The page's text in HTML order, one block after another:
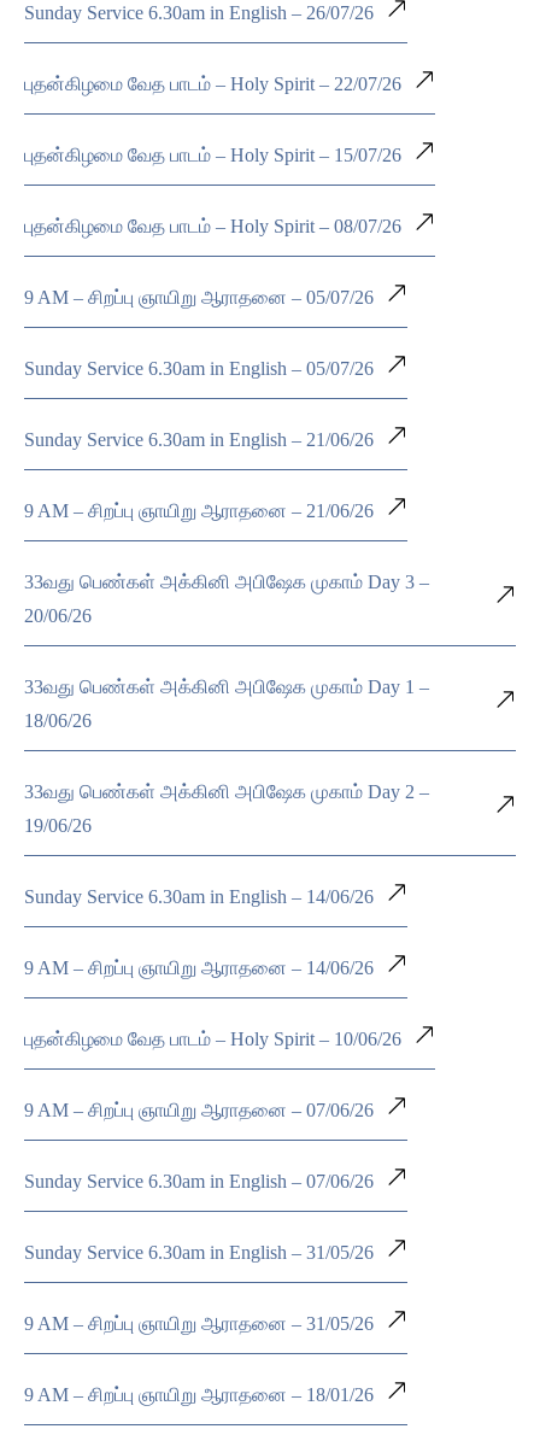
Sunday Service 6.30am in English – 26/07/26
புதன்கிழமை வேத பாடம் – Holy Spirit – 22/07/26
புதன்கிழமை வேத பாடம் – Holy Spirit – 15/07/26
புதன்கிழமை வேத பாடம் – Holy Spirit – 08/07/26
9 AM – சிறப்பு ஞாயிறு ஆராதனை – 05/07/26
Sunday Service 6.30am in English – 05/07/26
Sunday Service 6.30am in English – 21/06/26
9 AM – சிறப்பு ஞாயிறு ஆராதனை – 21/06/26
33வது பெண்கள் அக்கினி அபிஷேக முகாம் Day 3 –
20/06/26
33வது பெண்கள் அக்கினி அபிஷேக முகாம் Day 1 –
18/06/26
33வது பெண்கள் அக்கினி அபிஷேக முகாம் Day 2 –
19/06/26
Sunday Service 6.30am in English – 14/06/26
9 AM – சிறப்பு ஞாயிறு ஆராதனை – 14/06/26
புதன்கிழமை வேத பாடம் – Holy Spirit – 10/06/26
9 AM – சிறப்பு ஞாயிறு ஆராதனை – 07/06/26
Sunday Service 6.30am in English – 07/06/26
Sunday Service 6.30am in English – 31/05/26
9 AM – சிறப்பு ஞாயிறு ஆராதனை – 31/05/26
9 AM – சிறப்பு ஞாயிறு ஆராதனை – 18/01/26